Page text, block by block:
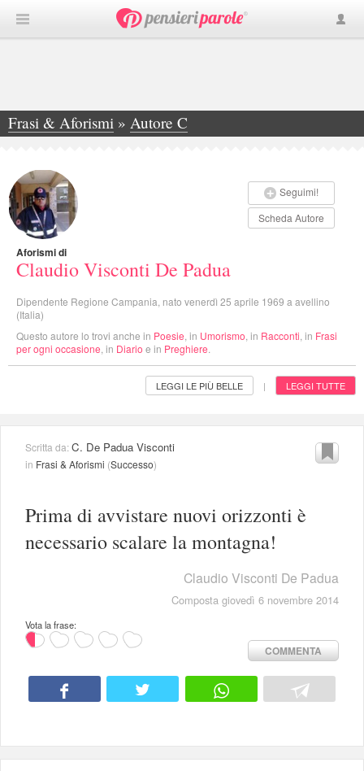
Frasi & Aforismi » Autore C
»Claudio Visconti De Padua
Seguimi!
Scheda Autore
Aforismi di
Claudio Visconti De Padua
Dipendente Regione Campania, nato venerdì 25 aprile 1969 a avellino
(Italia)
Questo autore lo trovi anche in Poesie , in Umorismo , in Racconti , in Frasi
per ogni occasione , in Diario e in Preghiere
LEGGI LE PIÙ BELLE | LEGGI TUTTE
Scritta da:C. De Padua Visconti
in Frasi & Aforismi (Successo)
Prima di avvistare nuovi orizzonti è
necessario scalare la montagna!
Claudio Visconti De Padua
Composta giovedì 6 novembre 2014
Vota la frase:
COMMENTA